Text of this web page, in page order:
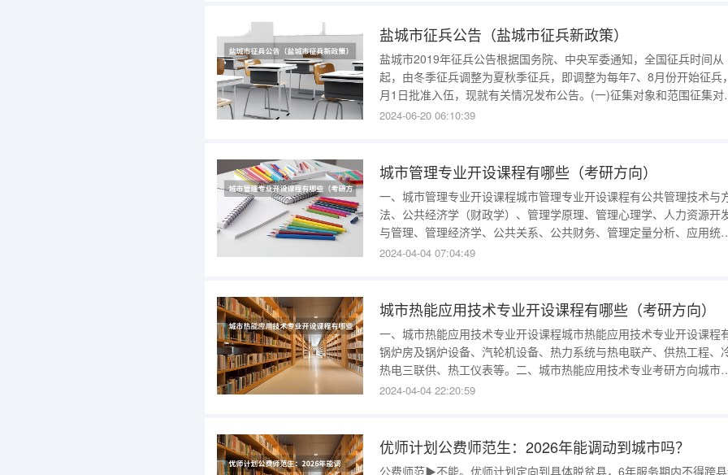
盐城市征兵公告（盐城市征兵新政策）
盐城市2019年征兵公告根据国务院、中央军委通知，全国征兵时间从
起，由冬季征兵调整为夏秋季征兵，即调整为每年7、8月份开始征兵
月1日批准入伍，现就有关情况发布公告。(一)征集对象和范围征集对
以高中（含职高、中专、技校）毕业以上文化程度的青年为主，优先
2024-06-20 06:10:39
城市管理专业开设课程有哪些（考研方向）
一、城市管理专业开设课程城市管理专业开设课程有公共管理技术与
法、公共经济学（财政学）、管理学原理、管理心理学、人力资源开
与管理、管理经济学、公共关系、公共财务、管理定量分析、应用统
计、管理信息系统、管理文秘。城市史、土木建筑工程概论、城市规
2024-04-04 07:04:49
城市热能应用技术专业开设课程有哪些（考研方向）
一、城市热能应用技术专业开设课程城市热能应用技术专业开设课程
锅炉房及锅炉设备、汽轮机设备、热力系统与热电联产、供热工程、
热电三联供、热工仪表等。二、城市热能应用技术专业考研方向城市
能应用技术专业考研方向能源与动力工程
2024-04-04 22:20:59
优师计划公费师范生：2026年能调动到城市吗？
公费师范▶不能。优师计划定向到具体脱贫县，6年服务期内不得跨